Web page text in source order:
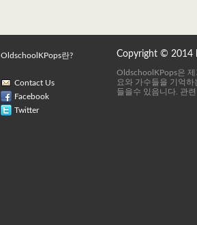
OldschoolKPops란?
Contact Us
Facebook
Twitter
Copyright © 2014
OldschoolKPops은
요와 가수들을 기억
들을수 있음니다. 관